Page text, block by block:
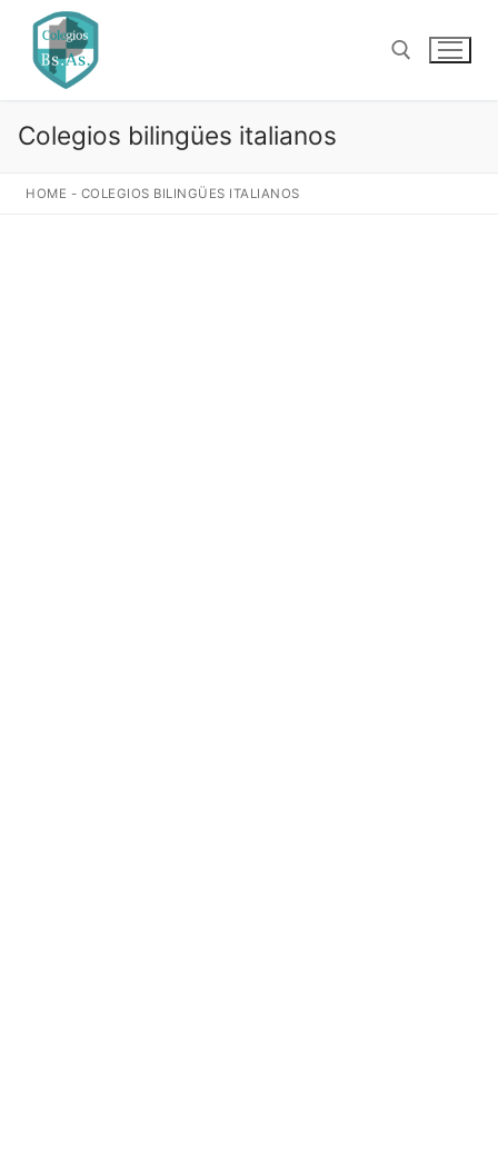
contenido
Buscar:
Colegios bilingües italianos
HOME - COLEGIOS BILINGÜES ITALIANOS